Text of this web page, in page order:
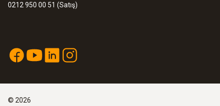
0212 950 00 51 (Satış)
© 2026